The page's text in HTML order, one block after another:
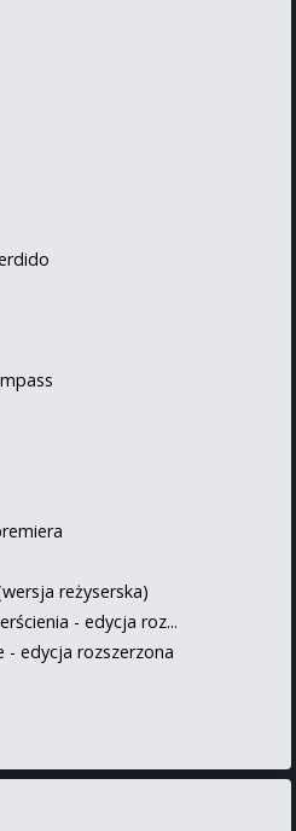
reżyserska)
- edycja roz...
- edycja rozszerzona